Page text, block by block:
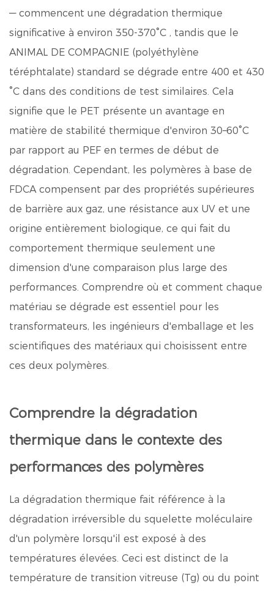
— commencent une dégradation thermique
significative à environ 350-370°C , tandis que le
ANIMAL DE COMPAGNIE (polyéthylène
téréphtalate) standard se dégrade entre 400 et 430
°C dans des conditions de test similaires. Cela
signifie que le PET présente un avantage en
matière de stabilité thermique d'environ 30–60°C
par rapport au PEF en termes de début de
dégradation. Cependant, les polymères à base de
FDCA compensent par des propriétés supérieures
de barrière aux gaz, une résistance aux UV et une
origine entièrement biologique, ce qui fait du
comportement thermique seulement une
dimension d'une comparaison plus large des
performances. Comprendre où et comment chaque
matériau se dégrade est essentiel pour les
transformateurs, les ingénieurs d'emballage et les
scientifiques des matériaux qui choisissent entre
ces deux polymères.
Comprendre la dégradation
thermique dans le contexte des
performances des polymères
La dégradation thermique fait référence à la
dégradation irréversible du squelette moléculaire
d'un polymère lorsqu'il est exposé à des
températures élevées. Ceci est distinct de la
température de transition vitreuse (Tg) ou du point